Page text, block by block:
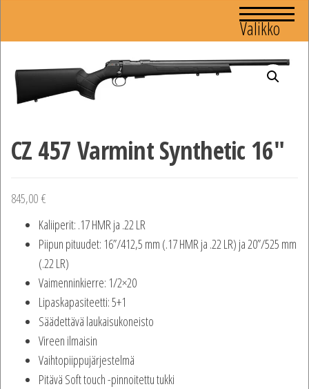
Valikko
CZ 457 Varmint Synthetic 16″
845,00 €
Kaliiperit: .17 HMR ja .22 LR
Piipun pituudet: 16”/412,5 mm (.17 HMR ja .22 LR) ja 20”/525 mm
(.22 LR)
Vaimenninkierre: 1/2×20
Lipaskapasiteetti: 5+1
Säädettävä laukaisukoneisto
Vireen ilmaisin
Vaihtopiippujärjestelmä
Pitävä Soft touch -pinnoitettu tukki